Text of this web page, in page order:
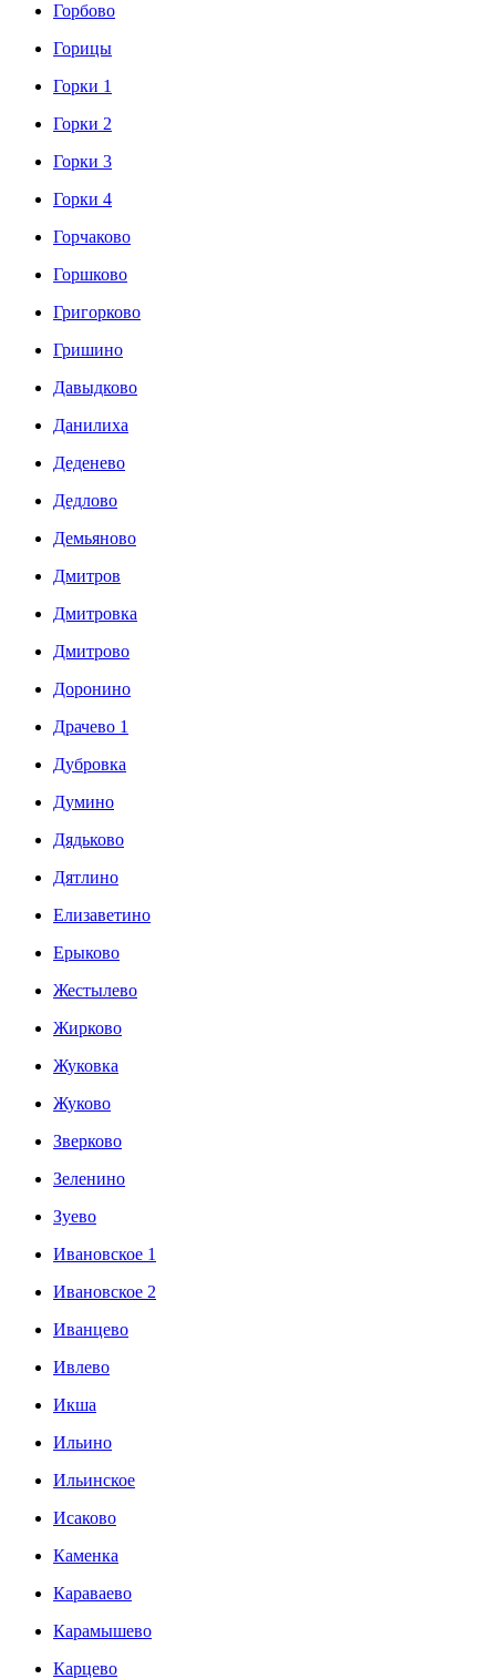
Горбово
Горицы
Горки 1
Горки 2
Горки 3
Горки 4
Горчаково
Горшково
Григорково
Гришино
Давыдково
Данилиха
Деденево
Дедлово
Демьяново
Дмитров
Дмитровка
Дмитрово
Доронино
Драчево 1
Дубровка
Думино
Дядьково
Дятлино
Елизаветино
Ерыково
Жестылево
Жирково
Жуковка
Жуково
Зверково
Зеленино
Зуево
Ивановское 1
Ивановское 2
Иванцево
Ивлево
Икша
Ильино
Ильинское
Исаково
Каменка
Караваево
Карамышево
Карцево